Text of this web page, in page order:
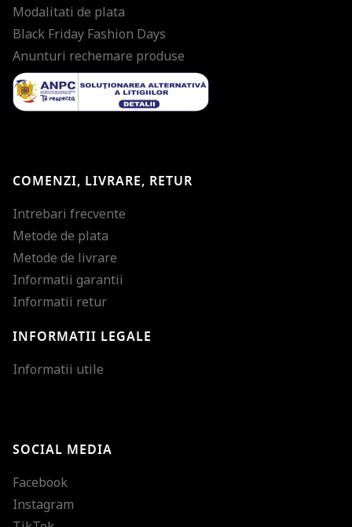
Modalitati de plata
Black Friday Fashion Days
Anunturi rechemare produse
COMENZI, LIVRARE, RETUR
Intrebari frecvente
Metode de plata
Metode de livrare
Informatii garantii
Informatii retur
INFORMATII LEGALE
Informatii utile
SOCIAL MEDIA
Facebook
Instagram